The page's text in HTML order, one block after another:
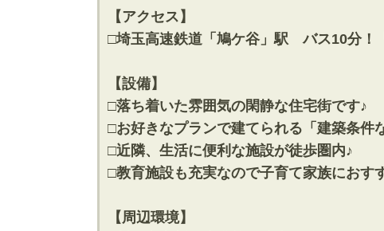
【アクセス】
□埼玉高速鉄道「鳩ケ谷」駅 バス10分！
【設備】
□落ち着いた雰囲気の閑静な住宅街です♪
□お好きなプランで建てられる「建築条件
□近隣、生活に便利な施設が徒歩圏内♪
□教育施設も充実なので子育て家族におす
【周辺環境】
物件検索
新築一戸建
エリアから探す
中古一戸建
エリアから探す